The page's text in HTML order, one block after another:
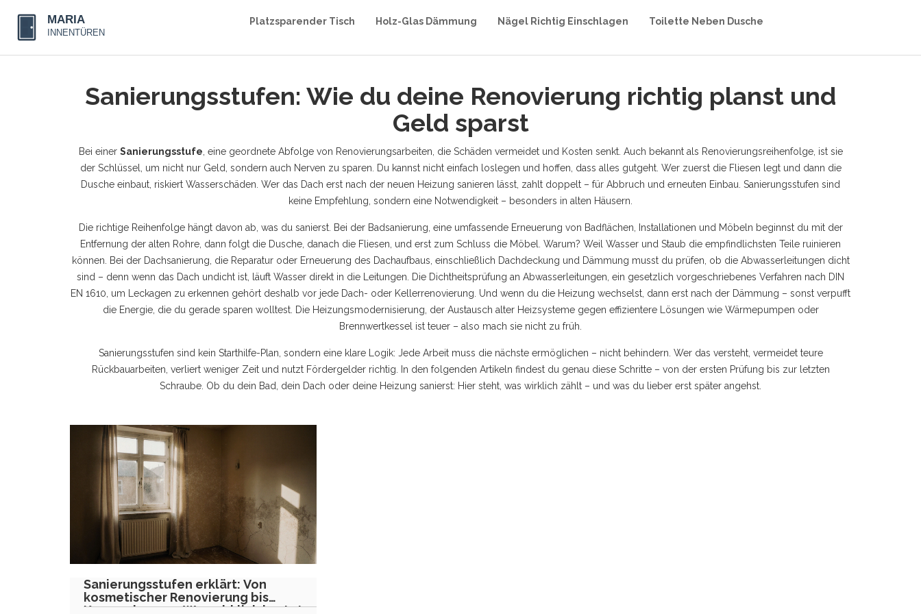
Platzsparender Tisch Holz-Glas Dämmung Nägel Richtig Einschlagen Toilette Neben Dusche
Sanierungsstufen: Wie du deine Renovierung richtig planst und
Geld sparst
Bei einer Sanierungsstufe eine geordnete Abfolge von Renovierungsarbeiten, die Schäden vermeidet und Kosten senkt. Auch bekannt als Renovierungsreihenfolge, ist sie
der Schlüssel, um nicht nur Geld, sondern auch Nerven zu sparen.
Du kannst nicht einfach loslegen und hoffen, dass alles gutgeht. Wer zuerst die Fliesen legt und dann die
Dusche einbaut, riskiert Wasserschäden. Wer das Dach erst nach der neuen Heizung sanieren lässt, zahlt doppelt – für Abbruch und erneuten Einbau. Sanierungsstufen sind
keine Empfehlung, sondern eine Notwendigkeit – besonders in alten Häusern.
Die richtige Reihenfolge hängt davon ab, was du sanierst. Bei der Badsanierung eine umfassende Erneuerung von Badflächen, Installationen und Möbeln beginnst du mit der
Entfernung der alten Rohre, dann folgt die Dusche, danach die Fliesen, und erst zum Schluss die Möbel. Warum? Weil Wasser und Staub die empfindlichsten Teile ruinieren
können. Bei der Dachsanierung die Reparatur oder Erneuerung des Dachaufbaus, einschließlich Dachdeckung und Dämmung musst du prüfen, ob die Abwasserleitungen dicht
sind – denn wenn das Dach undicht ist, läuft Wasser direkt in die Leitungen. Die Dichtheitsprüfung an Abwasserleitungen ein gesetzlich vorgeschriebenes Verfahren nach DIN
EN 1610, um Leckagen zu erkennen gehört deshalb vor jede Dach- oder Kellerrenovierung. Und wenn du die Heizung wechselst, dann erst nach der Dämmung – sonst verpufft
die Energie, die du gerade sparen wolltest. Die Heizungsmodernisierung der Austausch alter Heizsysteme gegen effizientere Lösungen wie Wärmepumpen oder
Brennwertkessel ist teuer – also mach sie nicht zu früh.
Sanierungsstufen sind kein Starthilfe-Plan, sondern eine klare Logik: Jede Arbeit muss die nächste ermöglichen – nicht behindern. Wer das versteht, vermeidet teure
Rückbauarbeiten, verliert weniger Zeit und nutzt Fördergelder richtig. In den folgenden Artikeln findest du genau diese Schritte – von der ersten Prüfung bis zur letzten
Schraube. Ob du dein Bad, dein Dach oder deine Heizung sanierst: Hier steht, was wirklich zählt – und was du lieber erst später angehst.
Sanierungsstufen erklärt: Von
kosmetischer Renovierung bis
Kernsanierung - Was wirklich kostet